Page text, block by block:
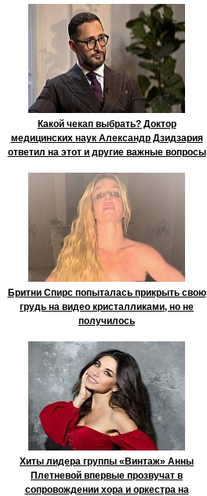
Какой чекап выбрать? Доктор
медицинских наук Александр Дзидзария
ответил на этот и другие важные вопросы
Бритни Спирс попыталась прикрыть свою
грудь на видео кристалликами, но не
получилось
Хиты лидера группы «Винтаж» Анны
Плетневой впервые прозвучат в
сопровождении хора и оркестра на